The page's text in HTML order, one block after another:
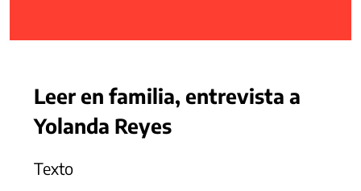
Leer en familia, entrevista a
Yolanda Reyes
Texto